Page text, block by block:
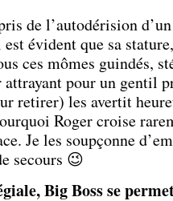
de l’autodérision
évident que sa
ces mômes guindés,
pour un gentil
retirer) les avertit
Roger croise
Je les soupçonne
secours 😉
Big Boss se